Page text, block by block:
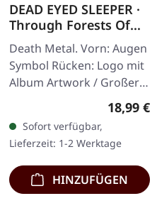
Preis:
DEAD EYED SLEEPER ·
Through Forests Of
Nonentities Bug Zip |
HSW ZIP L
Death Metal. Vorn: Augen
Symbol Rücken: Logo mit
Album Artwork / Großer
stilisierter Käfer 80%
Baumwolle, 20% Polyester
18,99 €
Sofort verfügbar,
Lieferzeit: 1-2 Werktage
HINZUFÜGEN